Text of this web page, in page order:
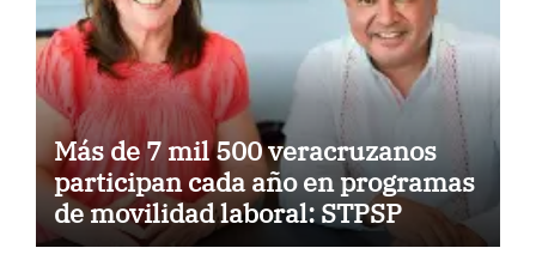
Más de 7 mil 500 veracruzanos
participan cada año en programas
de movilidad laboral: STPSP